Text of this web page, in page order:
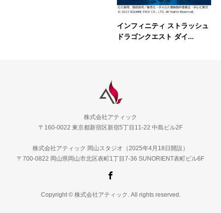
インフィニティ ストラッシュ
ドラゴンクエスト ダイ...
株式会社アティック
〒160-0022 東京都新宿区新宿5丁目11-22 中島ビル2F
株式会社アティック 岡山スタジオ（2025年4月18日開設）
〒700-0822 岡山県岡山市北区表町1丁目7-36 SUNORIENT表町ビル6F
Copyright © 株式会社アティック. All rights reserved.